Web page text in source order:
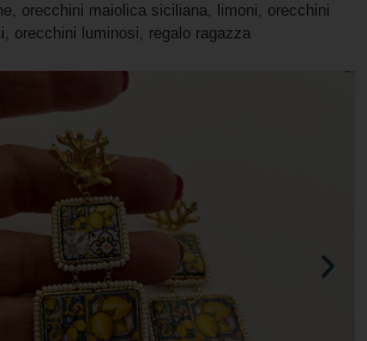
orecchini maiolica siciliana, limoni, orecchini
orecchini luminosi, regalo ragazza